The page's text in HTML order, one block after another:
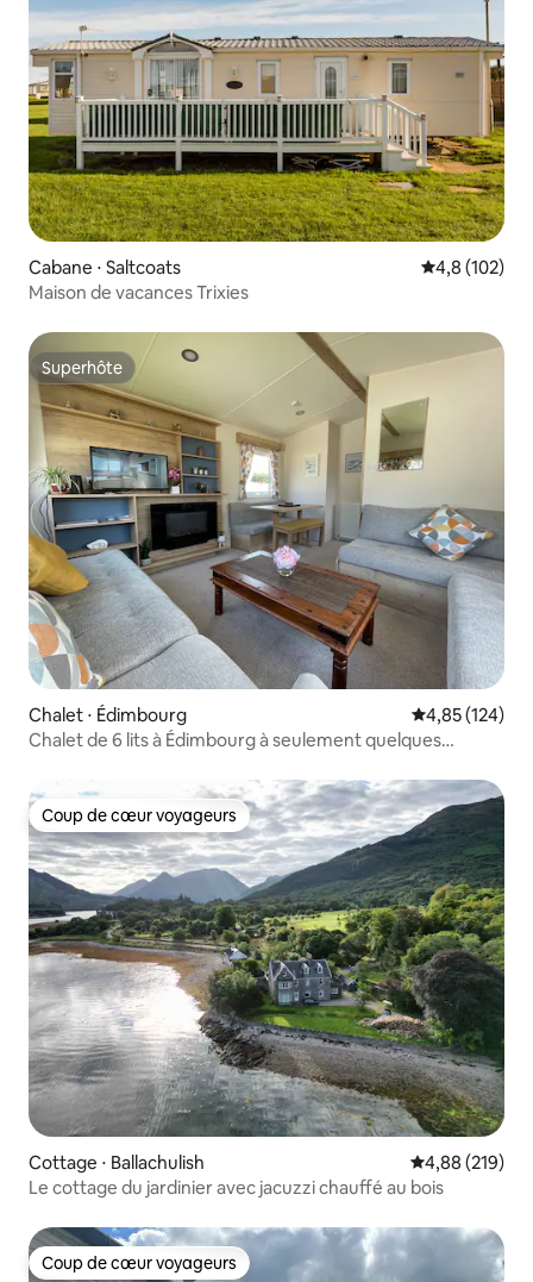
Cabane ⋅ Saltcoats Évaluation
4,8 (102)
Maison de vacances Trixies
Superhôte
Superhôte
Chalet ⋅ Édimbourg Évaluation
4,85 (124)
Chalet de 6 lits à Édimbourg à seulement quelques
Coup de cœur voyageurs
Coup de cœur voyageurs
Cottage ⋅ Ballachulish Évaluation
4,88 (219)
Le cottage du jardinier avec jacuzzi chauffé au bois
Coup de cœur voyageurs
Coup de cœur voyageurs